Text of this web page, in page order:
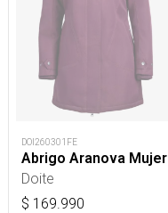
DOI260301FE
Abrigo Aranova Mujer
Doite
$ 169.990